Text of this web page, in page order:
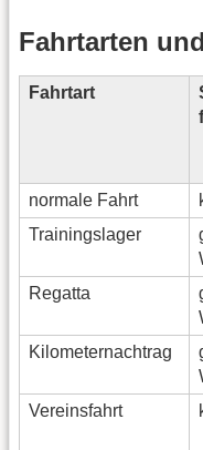
Fahrtarten
Fahrtart
normale Fahrt
Trainingslager
Regatta
Kilometernachtrag
Vereinsfahrt